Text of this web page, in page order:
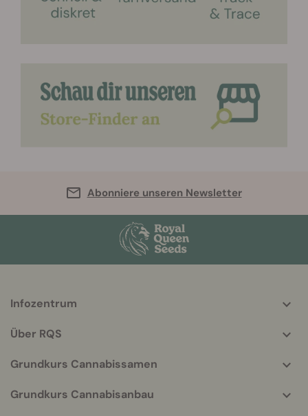
Abonniere unseren Newsletter
More
info
Infozentrum
Über RQS
Grundkurs Cannabissamen
Grundkurs Cannabisanbau